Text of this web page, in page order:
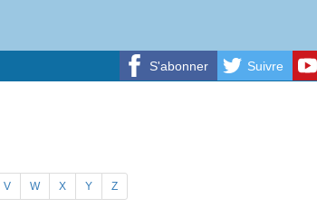
S'abonner Suivre
V W X Y Z